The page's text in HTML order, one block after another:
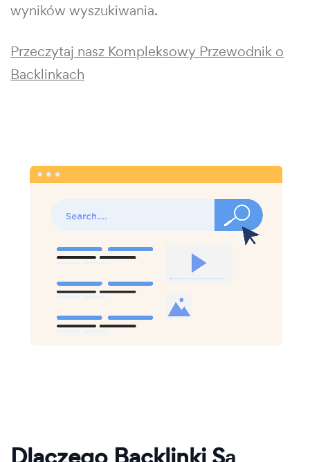
wyników wyszukiwania.
Przeczytaj nasz Kompleksowy Przewodnik o
Backlinkach